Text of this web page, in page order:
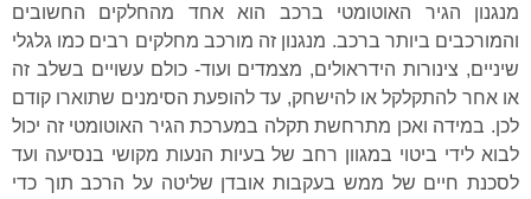
מנגנון הגיר האוטומטי ברכב הוא אחד מהחלקים החשובים
והמורכבים ביותר ברכב. מנגנון זה מורכב מחלקים רבים כמו גלגלי
שיניים, צינורות הידראולים, מצמדים ועוד- כולם עשויים בשלב זה
או אחר להתקלקל או להישחק, עד להופעת הסימנים שתוארו קודם
לכן. במידה ואכן מתרחשת תקלה במערכת הגיר האוטומטי זה יכול
לבוא לידי ביטוי במגוון רחב של בעיות הנעות מקושי בנסיעה ועד
לסכנת חיים של ממש בעקבות אובדן שליטה על הרכב תוך כדי